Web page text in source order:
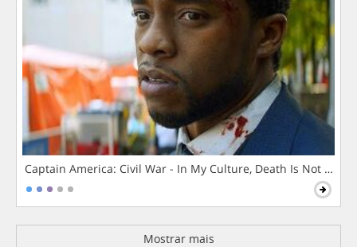
Captain America: Civil War - In My Culture, Death Is Not The
Mostrar mais